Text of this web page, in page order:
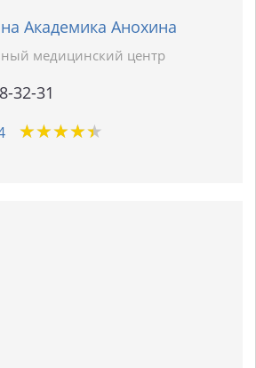
Академика Анохина
медицинский центр
32-31
★★★★★
★★★★★